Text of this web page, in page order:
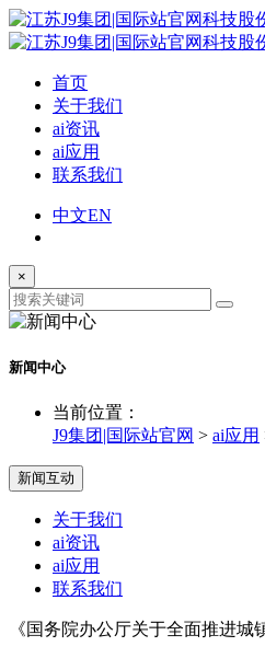
首页
关于我们
ai资讯
ai应用
联系我们
中文EN
×
新闻中心
当前位置：
J9集团|国际站官网 > ai应用
新闻互动
关于我们
ai资讯
ai应用
联系我们
《国务院办公厅关于全面推进城